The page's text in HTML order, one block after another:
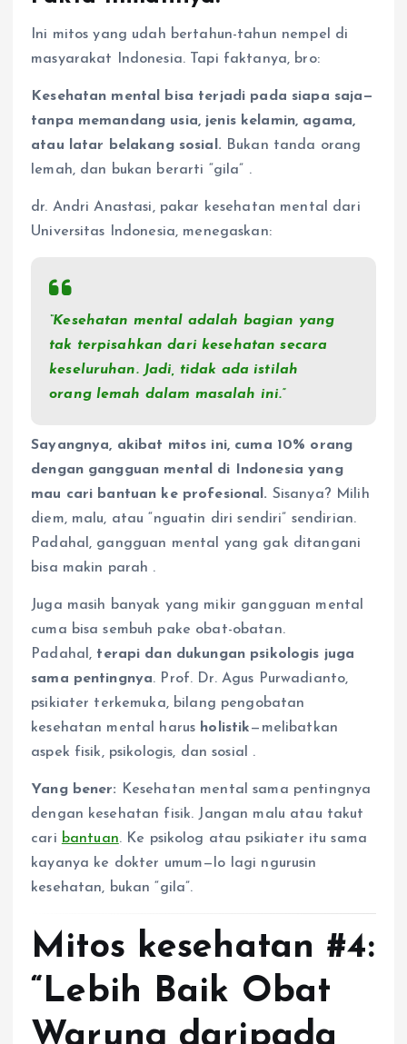
Ini mitos yang udah bertahun-tahun nempel di
masyarakat Indonesia. Tapi faktanya, bro:
Kesehatan mental bisa terjadi pada siapa saja—
tanpa memandang usia, jenis kelamin, agama,
atau latar belakang sosial. Bukan tanda orang
lemah, dan bukan berarti “gila” .
dr. Andri Anastasi, pakar kesehatan mental dari
Universitas Indonesia, menegaskan:
“Kesehatan mental adalah bagian yang
tak terpisahkan dari kesehatan secara
keseluruhan. Jadi, tidak ada istilah
orang lemah dalam masalah ini.”
Sayangnya, akibat mitos ini, cuma 10% orang
dengan gangguan mental di Indonesia yang
mau cari bantuan ke profesional. Sisanya? Milih
diem, malu, atau “nguatin diri sendiri” sendirian.
Padahal, gangguan mental yang gak ditangani
bisa makin parah .
Juga masih banyak yang mikir gangguan mental
cuma bisa sembuh pake obat-obatan.
Padahal, terapi dan dukungan psikologis juga
sama pentingnya. Prof. Dr. Agus Purwadianto,
psikiater terkemuka, bilang pengobatan
kesehatan mental harus holistik—melibatkan
aspek fisik, psikologis, dan sosial .
Yang bener: Kesehatan mental sama pentingnya
dengan kesehatan fisik. Jangan malu atau takut
cari bantuan. Ke psikolog atau psikiater itu sama
kayanya ke dokter umum—lo lagi ngurusin
kesehatan, bukan “gila”.
Mitos kesehatan #4:
“Lebih Baik Obat
Warung daripada